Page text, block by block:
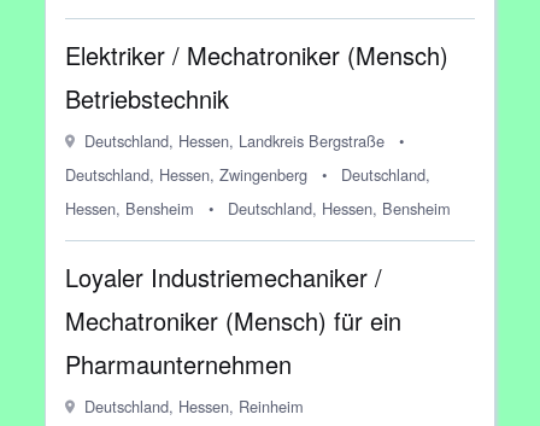
Elektriker / Mechatroniker (Mensch)
Betriebstechnik
Deutschland, Hessen, Landkreis Bergstraße
•
Deutschland, Hessen, Zwingenberg
•
Deutschland,
Hessen, Bensheim
• Deutschland, Hessen, Bensheim
Loyaler Industriemechaniker /
Mechatroniker (Mensch) für ein
Pharmaunternehmen
Deutschland, Hessen, Reinheim